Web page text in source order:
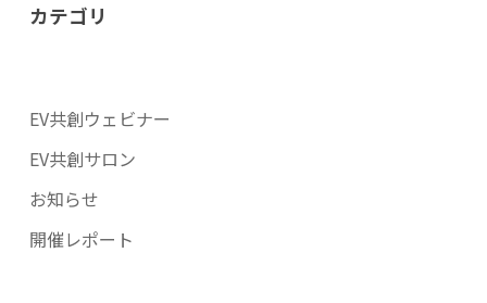
カテゴリ
EV共創ウェビナー
EV共創サロン
お知らせ
開催レポート